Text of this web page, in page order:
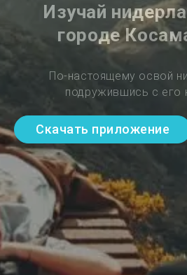
Изучай
городе
По-настоящему освой
подружившись с его
Скачать приложение